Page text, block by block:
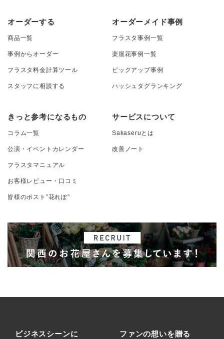
オーダーする
商品一覧
事例からオーダー
フラスタ料金計算ツール
スタッフに相談する
オーダーメイド事例
フラスタ事例一覧
楽屋花事例一覧
ピックアップ事例
ハッシュタグランキング
きっと参考になるもの
コラム一覧
公演・イベントカレンダー
フラスタマニュアル
お客様レビュー・口コミ
皆様のポスト”花れぽ”
サービスについて
Sakaseruとは
改善ノート
ビジネスシーンに
ファンの想いを贈る